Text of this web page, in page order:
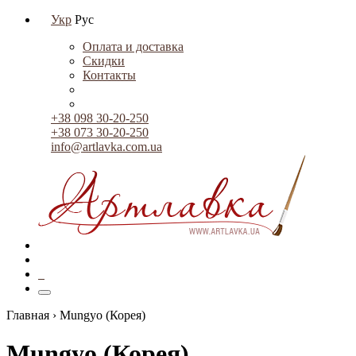
Укр Рус
Оплата и доставка
Скидки
Контакты
+38 098 30-20-250
+38 073 30-20-250
info@artlavka.com.ua
Главная › Mungyo (Корея)